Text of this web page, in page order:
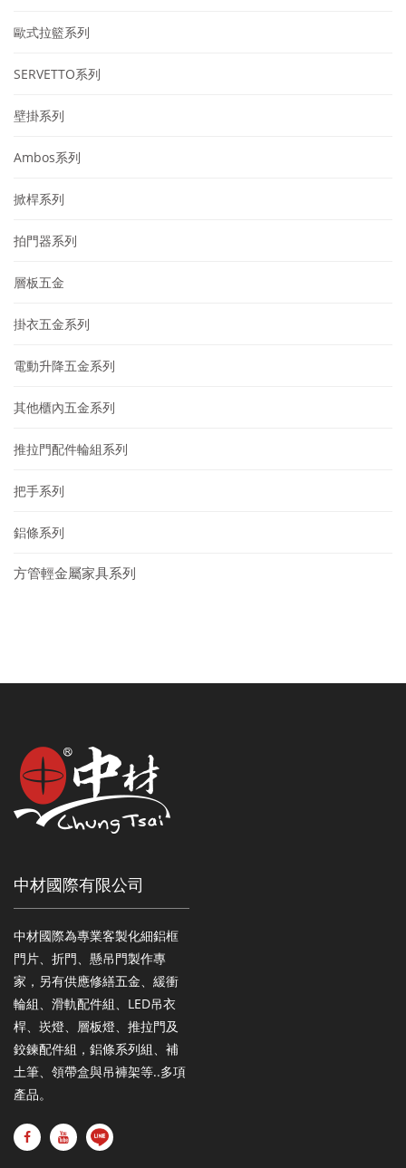
歐式拉籃系列
SERVETTO系列
壁掛系列
Ambos系列
掀桿系列
拍門器系列
層板五金
掛衣五金系列
電動升降五金系列
其他櫃內五金系列
推拉門配件輪組系列
把手系列
鋁條系列
方管輕金屬家具系列
中材國際有限公司
中材國際為專業客製化細鋁框
門片、折門、懸吊門製作專
家，另有供應修繕五金、緩衝
輪組、滑軌配件組、LED吊衣
桿、崁燈、層板燈、推拉門及
鉸鍊配件組，鋁條系列組、補
土筆、領帶盒與吊褲架等..多項
產品。